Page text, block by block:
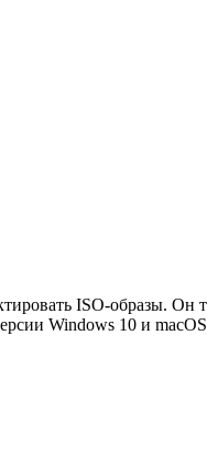
ISO-образы. Он
Windows 10 и